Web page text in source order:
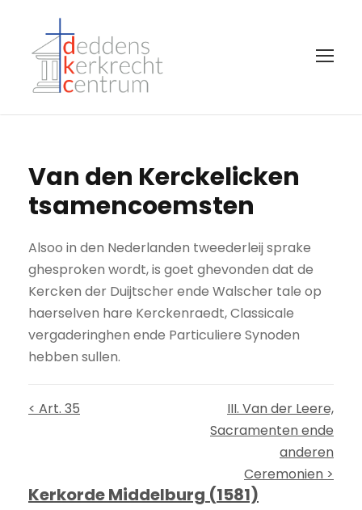
Van den Kerckelicken
tsamencoemsten
Alsoo in den Nederlanden tweederleij sprake
ghesproken wordt, is goet ghevonden dat de
Kercken der Duijtscher ende Walscher tale op
haerselven hare Kerckenraedt, Classicale
vergaderinghen ende Particuliere Synoden
hebben sullen.
< Art. 35
III. Van der Leere,
Sacramenten ende
anderen
Ceremonien >
Kerkorde Middelburg (1581)